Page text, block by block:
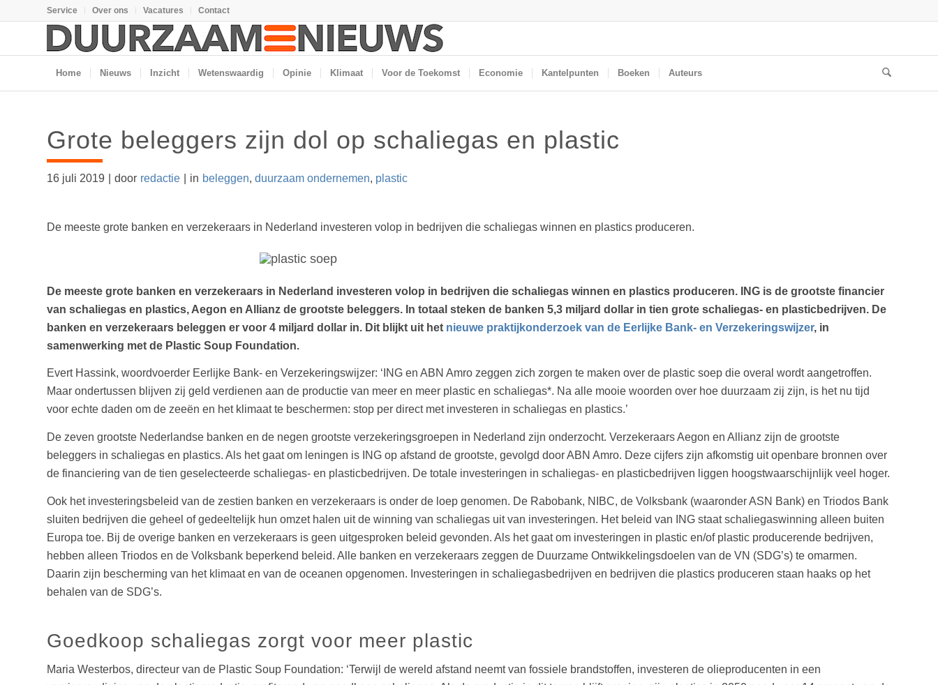
Service Over ons Vacatures Contact
Home Nieuws Inzicht Wetenswaardig Opinie Klimaat Voor de Toekomst Economie Kantelpunten Boeken Auteurs
Grote beleggers zijn dol op schaliegas en plastic
16 juli 2019 door redactie in beleggen, duurzaam ondernemen, plastic
De meeste grote banken en verzekeraars in Nederland investeren volop in bedrijven die schaliegas winnen en plastics produceren.
De meeste grote banken en verzekeraars in Nederland investeren volop in bedrijven die schaliegas winnen en plastics produceren. ING is de grootste financier
van schaliegas en plastics, Aegon en Allianz de grootste beleggers. In totaal steken de banken 5,3 miljard dollar in tien grote schaliegas- en plasticbedrijven. De
banken en verzekeraars beleggen er voor 4 miljard dollar in. Dit blijkt uit het nieuwe praktijkonderzoek van de Eerlijke Bank- en Verzekeringswijzer, in
samenwerking met de Plastic Soup Foundation.
Evert Hassink, woordvoerder Eerlijke Bank- en Verzekeringswijzer: ‘ING en ABN Amro zeggen zich zorgen te maken over de plastic soep die overal wordt aangetroffen.
Maar ondertussen blijven zij geld verdienen aan de productie van meer en meer plastic en schaliegas*. Na alle mooie woorden over hoe duurzaam zij zijn, is het nu tijd
voor echte daden om de zeeën en het klimaat te beschermen: stop per direct met investeren in schaliegas en plastics.’
De zeven grootste Nederlandse banken en de negen grootste verzekeringsgroepen in Nederland zijn onderzocht. Verzekeraars Aegon en Allianz zijn de grootste
beleggers in schaliegas en plastics. Als het gaat om leningen is ING op afstand de grootste, gevolgd door ABN Amro. Deze cijfers zijn afkomstig uit openbare bronnen over
de financiering van de tien geselecteerde schaliegas- en plasticbedrijven. De totale investeringen in schaliegas- en plasticbedrijven liggen hoogstwaarschijnlijk veel hoger.
Ook het investeringsbeleid van de zestien banken en verzekeraars is onder de loep genomen. De Rabobank, NIBC, de Volksbank (waaronder ASN Bank) en Triodos Bank
sluiten bedrijven die geheel of gedeeltelijk hun omzet halen uit de winning van schaliegas uit van investeringen. Het beleid van ING staat schaliegaswinning alleen buiten
Europa toe. Bij de overige banken en verzekeraars is geen uitgesproken beleid gevonden. Als het gaat om investeringen in plastic en/of plastic producerende bedrijven,
hebben alleen Triodos en de Volksbank beperkend beleid. Alle banken en verzekeraars zeggen de Duurzame Ontwikkelingsdoelen van de VN (SDG’s) te omarmen.
Daarin zijn bescherming van het klimaat en van de oceanen opgenomen. Investeringen in schaliegasbedrijven en bedrijven die plastics produceren staan haaks op het
behalen van de SDG’s.
Goedkoop schaliegas zorgt voor meer plastic
Maria Westerbos, directeur van de Plastic Soup Foundation: ‘Terwijl de wereld afstand neemt van fossiele brandstoffen, investeren de olieproducenten in een